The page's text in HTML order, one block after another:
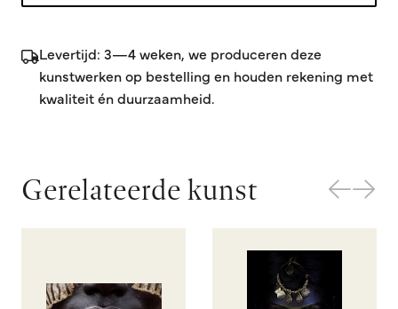
Levertijd: 3—4 weken, we produceren deze
kunstwerken op bestelling en houden rekening met
kwaliteit én duurzaamheid.
Gerelateerde kunst